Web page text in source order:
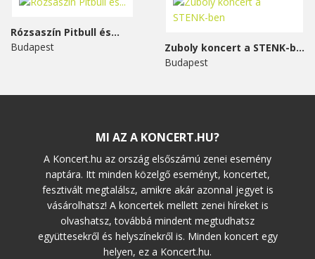
Rózsaszín Pitbull és...
Budapest
Zuboly koncert a STENK-ben
Budapest
MI AZ A KONCERT.HU?
A Koncert.hu az ország elsőszámú zenei esemény
naptára. Itt minden közelgő eseményt, koncertet,
fesztivált megtalálsz, amikre akár azonnal jegyet is
vásárolhatsz! A koncertek mellett zenei híreket is
olvashatsz, továbbá mindent megtudhatsz
együttesekről és helyszínekről is. Minden koncert egy
helyen, ez a Koncert.hu.